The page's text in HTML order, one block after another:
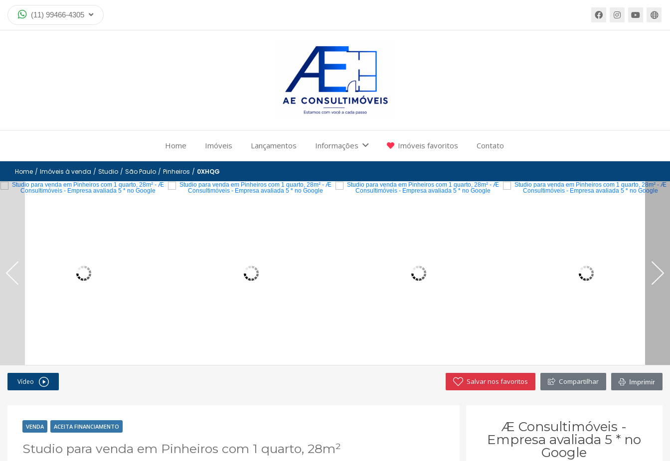
(11) 99466-4305
Home Imóveis Lançamentos Informações Imóveis favoritos Contato
Home / Imóveis à venda / Studio / São Paulo / Pinheiros / 0XHQG
Vídeo Salvar nos favoritos Compartilhar Imprimir
VENDA ACEITA FINANCIAMENTO
Studio para venda em Pinheiros com 1 quarto, 28m²
Æ Consultimóveis -
Empresa avaliada 5 * no
Google